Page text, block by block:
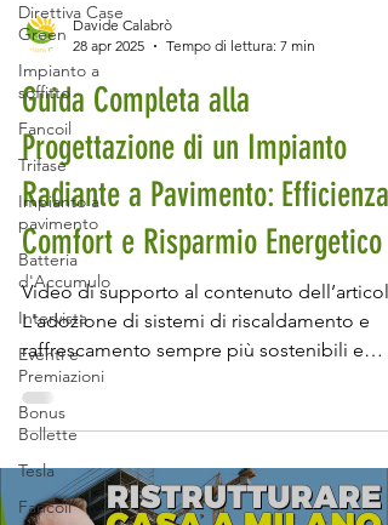
Direttiva Case
Green
Impianto a
soffitto
Fancoil
Trifase
Impianto a
pavimento
Batteria
d'Accumulo
Intervista
Eventi e
Premiazioni
Bonus
Bollette
Tesla
Fancoil
Davide Calabrò
28 apr 2025
Tempo di lettura: 7 min
Guida Completa alla
Progettazione di un Impianto
Radiante a Pavimento: Efficienza,
Comfort e Risparmio Energetico
Video di supporto al contenuto
L'adozione di sistemi di riscaldamento e
raffrescamento sempre più sostenibili e
efficienti è ormai una priorità per chi
desidera vivere in una casa che rispetti
l'ambiente e ottimizzi i consumi energetici.
Tra le soluzioni più apprezzate per il
riscaldamento domestico, l'impianto